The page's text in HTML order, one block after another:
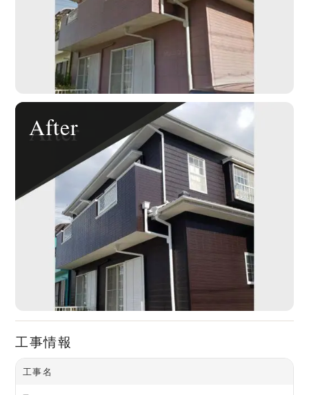
After
工事情報
工事名